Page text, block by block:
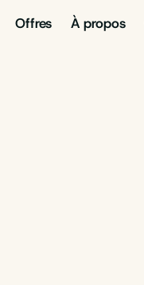
Offres À propos